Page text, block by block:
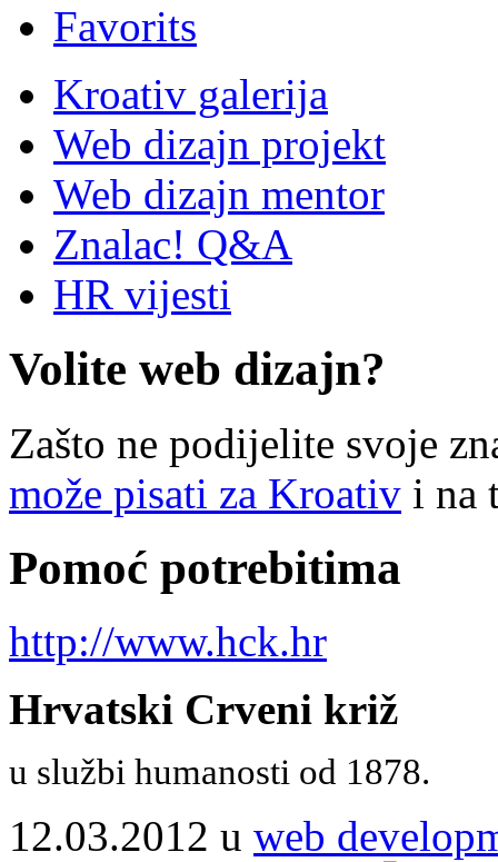
Favorits
Kroativ galerija
Web dizajn projekt
Web dizajn mentor
Znalac! Q&A
HR vijesti
Volite web dizajn?
Zašto ne podijelite svoje
može pisati za Kroativ i na
Pomoć potrebitima
http://www.hck.hr
Hrvatski Crveni križ
u službi humanosti od 1878.
12.03.2012 u web